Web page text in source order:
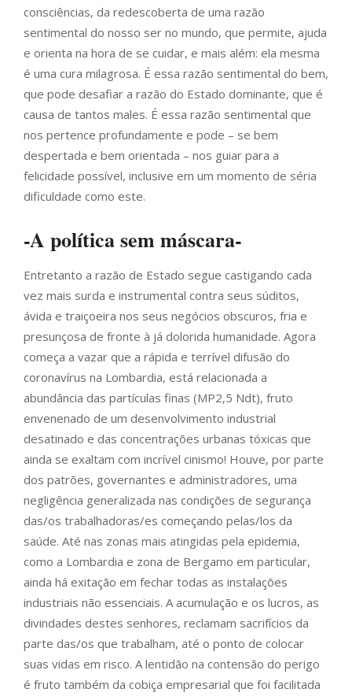
consciências, da redescoberta de uma razão
sentimental do nosso ser no mundo, que permite, ajuda
e orienta na hora de se cuidar, e mais além: ela mesma
é uma cura milagrosa. É essa razão sentimental do bem,
que pode desafiar a razão do Estado dominante, que é
causa de tantos males. É essa razão sentimental que
nos pertence profundamente e pode – se bem
despertada e bem orientada – nos guiar para a
felicidade possível, inclusive em um momento de séria
dificuldade como este.
-A política sem máscara-
Entretanto a razão de Estado segue castigando cada
vez mais surda e instrumental contra seus súditos,
ávida e traiçoeira nos seus negócios obscuros, fria e
presunçosa de fronte à já dolorida humanidade. Agora
começa a vazar que a rápida e terrível difusão do
coronavírus na Lombardia, está relacionada a
abundância das partículas finas (MP2,5 Ndt), fruto
envenenado de um desenvolvimento industrial
desatinado e das concentrações urbanas tóxicas que
ainda se exaltam com incrível cinismo! Houve, por parte
dos patrões, governantes e administradores, uma
negligência generalizada nas condições de segurança
das/os trabalhadoras/es começando pelas/los da
saúde. Até nas zonas mais atingidas pela epidemia,
como a Lombardia e zona de Bergamo em particular,
ainda há exitação em fechar todas as instalações
industriais não essenciais. A acumulação e os lucros, as
divindades destes senhores, reclamam sacrifícios da
parte das/os que trabalham, até o ponto de colocar
suas vidas em risco. A lentidão na contensão do perigo
é fruto também da cobiça empresarial que foi facilitada